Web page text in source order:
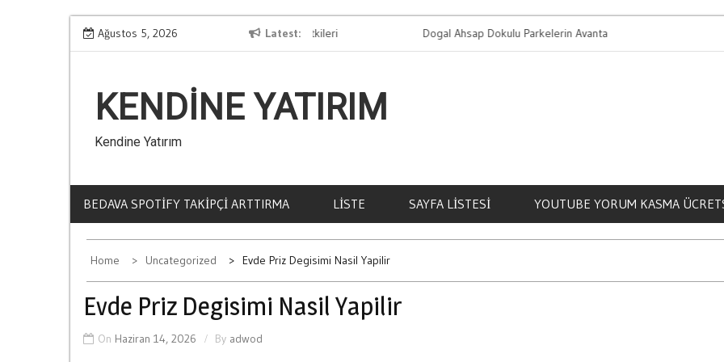
Skip
to
Ağustos 5, 2026 Latest
Kumarin İnsan Psikolojisi Uzerindeki Etkileri Dogal Ahsap Dokulu Parkelerin Avantajlari
KENDINE YATIRIM
Kendine Yatırım
BEDAVA SPOTIFY TAKIPÇI ARTTIRMA LISTE SAYFA LISTESI YOUTUBE YORUM KASMA
Home Uncategorized Evde Priz Degisimi Nasil Yapilir
Evde Priz Degisimi Nasil Yapilir
On Haziran 14, 2026 By adwod